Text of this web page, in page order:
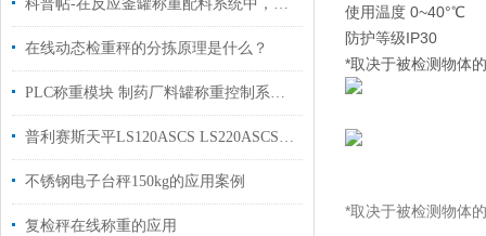
科普帖-在反应釜罐称重配料系统中，称重模块的选型、安装及调试
在线动态检重秤的分拣原理是什么？
PLC称重模块 制药厂料罐称重控制系统 如何选型
普利赛斯天平LS120ASCS LS220ASCS在半导体行业内的应用
不锈钢电子台秤150kg的应用案例
复检秤在线称重的应用
使用温度 0~40°℃
防护等级IP30
*取决于被检测物体
*取决于被检测物体